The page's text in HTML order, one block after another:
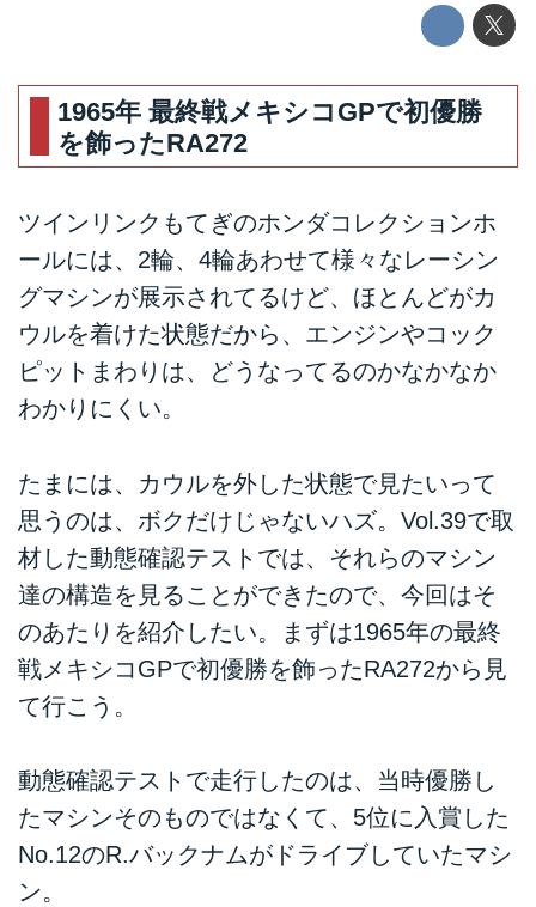
1965年 最終戦メキシコGPで初優勝
を飾ったRA272
ツインリンクもてぎのホンダコレクションホ
ールには、2輪、4輪あわせて様々なレーシン
グマシンが展示されてるけど、ほとんどがカ
ウルを着けた状態だから、エンジンやコック
ピットまわりは、どうなってるのかなかなか
わかりにくい。
たまには、カウルを外した状態で見たいって
思うのは、ボクだけじゃないハズ。 Vol.39で取
材した動態確認テストでは、それらのマシン
達の構造を見ることができたので、今回はそ
のあたりを紹介したい。まずは1965年の最終
戦メキシコGPで初優勝を飾ったRA272から見
て行こう。
動態確認テストで走行したのは、当時優勝し
たマシンそのものではなくて、5位に入賞した
No.12のR.バックナムがドライブしていたマシ
ン。